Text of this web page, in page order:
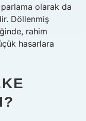
parlama olarak da
Döllenmiş
rahim
hasarlara